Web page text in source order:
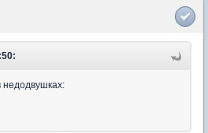
недодвушках: